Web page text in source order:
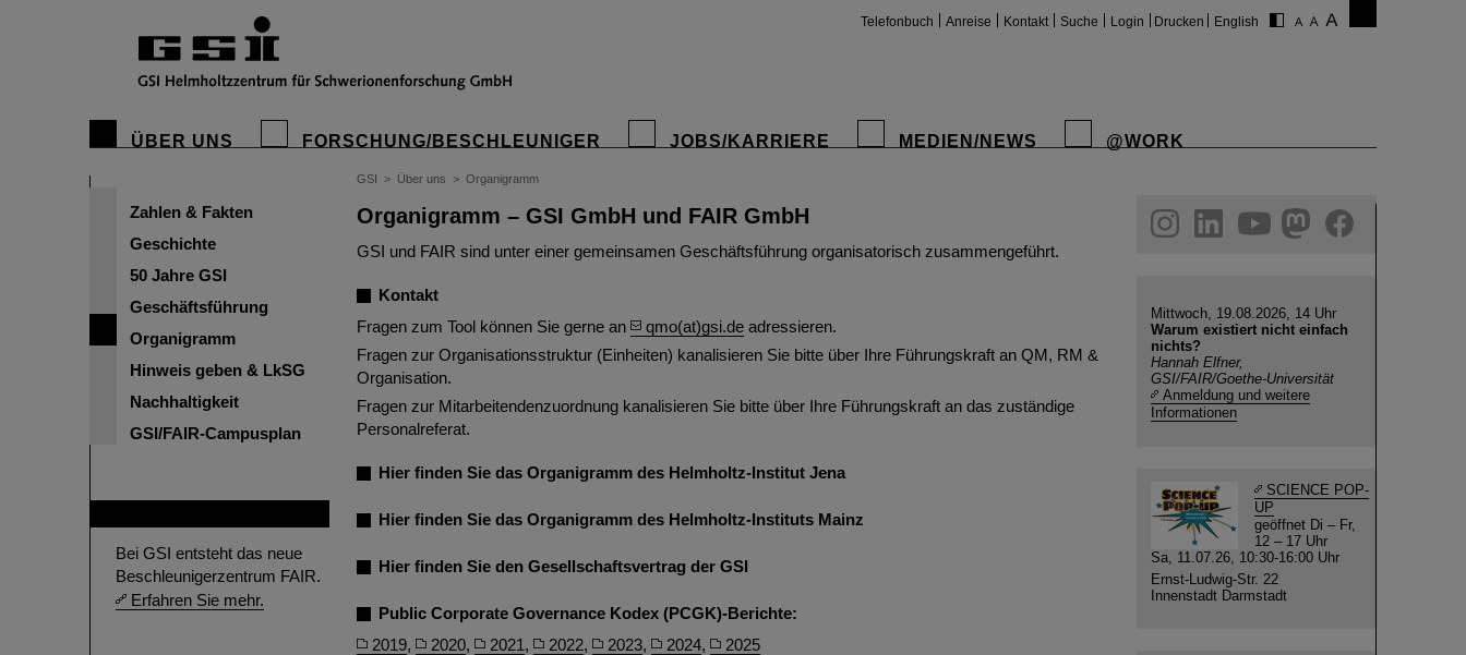
Telefonbuch Anreise Kontakt Suche Login Drucken English
ÜBER UNS FORSCHUNG/BESCHLEUNIGER JOBS/KARRIERE MEDIEN/NEWS @WORK
Zahlen & Fakten
Geschichte
50 Jahre GSI
Geschäftsführung
Organigramm
Hinweis geben & LkSG
Nachhaltigkeit
GSI/FAIR-Campusplan
Bei GSI entsteht das neue
Beschleunigerzentrum FAIR.
Erfahren Sie mehr.
GSI > Über uns > Organigramm
Organigramm – GSI GmbH und FAIR GmbH
GSI und FAIR sind unter einer gemeinsamen Geschäftsführung organisatorisch zusammengeführt.
Kontakt
Fragen zum Tool können Sie gerne an
qmo(at)gsi.de adressieren.
Fragen zur Organisationsstruktur (Einheiten) kanalisieren Sie bitte über Ihre Führungskraft an QM, RM &
Organisation.
Fragen zur Mitarbeitendenzuordnung kanalisieren Sie bitte über Ihre Führungskraft an das zuständige
Personalreferat.
Hier finden Sie das Organigramm des Helmholtz-Institut Jena
Hier finden Sie das Organigramm des Helmholtz-Instituts Mainz
Hier finden Sie den Gesellschaftsvertrag der GSI
Public Corporate Governance Kodex (PCGK)-Berichte:
2019, 2020, 2021, 2022, 2023, 2024, 2025
helmholtz.social
facebook
Mittwoch, 19.08.2026, 14 Uhr
Warum existiert nicht einfach
nichts?
Hannah Elfner,
GSI/FAIR/Goethe-Universität
Anmeldung und weitere
Informationen
SCIENCE POP-
UP
geöffnet Di – Fr,
12 – 17 Uhr
Sa, 11.07.26, 10:30-16:00 Uhr
Ernst-Ludwig-Str. 22
Innenstadt Darmstadt